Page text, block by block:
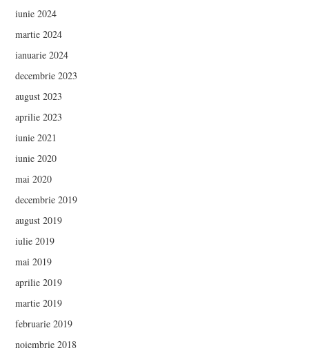
iunie 2024
martie 2024
ianuarie 2024
decembrie 2023
august 2023
aprilie 2023
iunie 2021
iunie 2020
mai 2020
decembrie 2019
august 2019
iulie 2019
mai 2019
aprilie 2019
martie 2019
februarie 2019
noiembrie 2018